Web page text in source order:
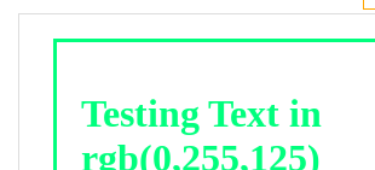
white, rgb(0,255,125));
div class="textColor borderColor"
< h1>Testing Text in rgb(0,255,125)